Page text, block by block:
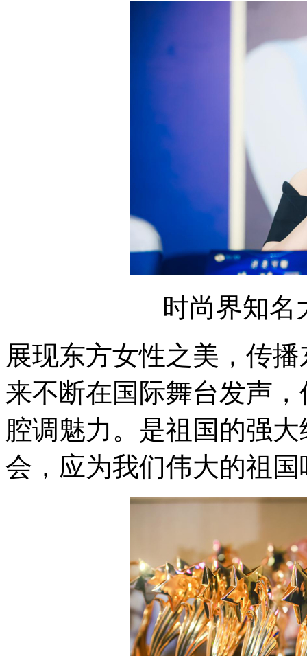
时尚界知名
展现东方女性之美，传
来不断在国际舞台发声
腔调魅力。是祖国的强
会，应为我们伟大的祖国